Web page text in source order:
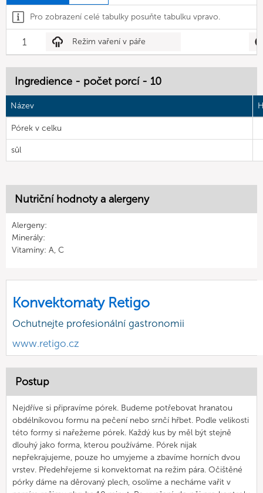
Pro zobrazení celé tabulky posuňte tabulku vpravo.
1 Režim vaření v páře
Ingredience - počet porcí - 10
Název
Pórek v celku
sůl
Nutriční hodnoty a alergeny
Alergeny:
Minerály:
Vitamíny: A, C
Konvektomaty Retigo
Ochutnejte profesionální gastronomii
www.retigo.cz
Postup
Nejdříve si připravíme pórek. Budeme potřebovat hranatou
obdélníkovou formu na pečení nebo srnčí hřbet. Podle velikosti
této formy si nařežeme pórek. Každý kus by měl být stejně
dlouhý jako forma, kterou používáme. Pórek nijak
nepřekrajujeme, pouze ho umyjeme a zbavíme horních dvou
vrstev. Předehřejeme si konvektomat na režim pára. Očištěné
pórky dáme na děrovaný plech, osolíme a necháme vařit v